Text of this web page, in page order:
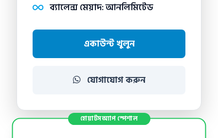
ব্যালেন্স মেয়াদ: আনলিমিটেড
একাউন্ট খুলুন
যোগাযোগ করুন
হোয়াটসঅ্যাপ স্পেশাল